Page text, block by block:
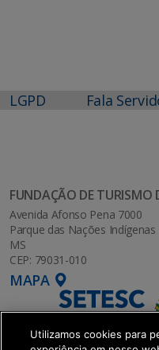
LGPD Fala
FUNDAÇÃO DE TURISMO
Avenida Afonso Pena 7000
Parque das Nações
MS
CEP: 79031-010
MAPA
Utilizamos cookies para